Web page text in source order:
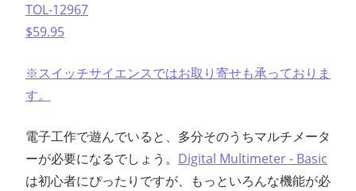
TOL-12967
$59.95
※スイッチサイエンスではお取り寄せも承っておりま
す。
電子工作で遊んでいると、多分そのうちマルチメータ
ーが必要になるでしょう。 Digital Multimeter - Basic
は初心者にぴったりですが、もっといろんな機能が必